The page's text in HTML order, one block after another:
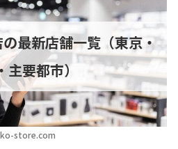
store.com
最新店舗一覧（東京・
主要都市）